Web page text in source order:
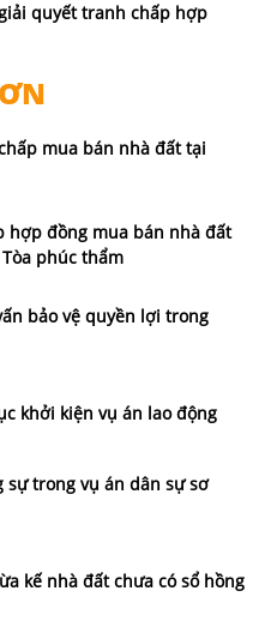
quyết tranh chấp hợp
mua bán nhà đất tại
hợp đồng mua bán nhà đất
phúc thẩm
bảo vệ quyền lợi trong
khởi kiện vụ án lao động
sự trong vụ án dân sự sơ
kế nhà đất chưa có sổ hồng